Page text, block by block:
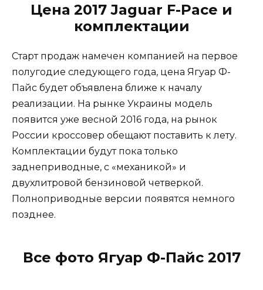
Цена 2017 Jaguar F-Pace и
комплектации
Старт продаж намечен компанией на первое
полугодие следующего года, цена Ягуар Ф-
Пайс будет объявлена ближе к началу
реализации. На рынке Украины модель
появится уже весной 2016 года, на рынок
России кроссовер обещают поставить к лету.
Комплектации будут пока только
заднеприводные, с «механикой» и
двухлитровой бензиновой четверкой.
Полноприводные версии появятся немного
позднее.
Все фото Ягуар Ф-Пайс 2017